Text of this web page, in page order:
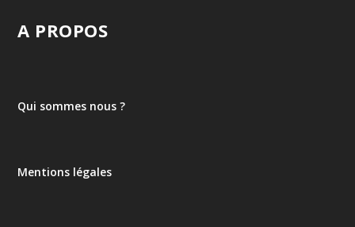
A PROPOS
Qui sommes nous ?
Mentions légales